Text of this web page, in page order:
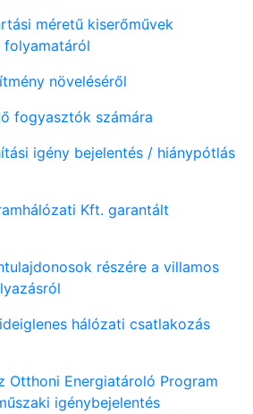
méretű kiserőművek
folyamatáról
növeléséről
fogyasztók számára
igény bejelentés / hiánypótlás
Kft. garantált
részére a villamos
hálózati csatlakozás
Otthoni Energiatároló Program
igénybejelentés